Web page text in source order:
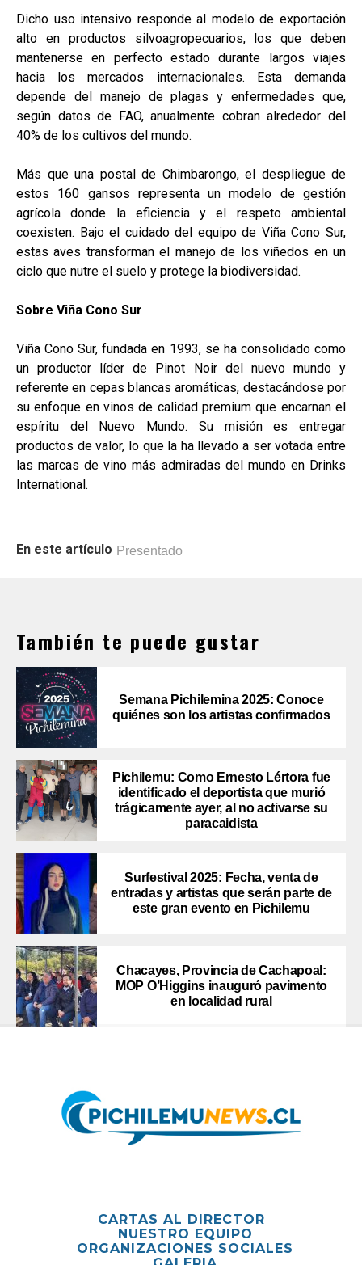
Dicho uso intensivo responde al modelo de exportación
alto en productos silvoagropecuarios, los que deben
mantenerse en perfecto estado durante largos viajes
hacia los mercados internacionales. Esta demanda
depende del manejo de plagas y enfermedades que,
según datos de FAO, anualmente cobran alrededor del
40% de los cultivos del mundo.
Más que una postal de Chimbarongo, el despliegue de
estos 160 gansos representa un modelo de gestión
agrícola donde la eficiencia y el respeto ambiental
coexisten. Bajo el cuidado del equipo de Viña Cono Sur,
estas aves transforman el manejo de los viñedos en un
ciclo que nutre el suelo y protege la biodiversidad.
Sobre Viña Cono Sur
Viña Cono Sur, fundada en 1993, se ha consolidado como
un productor líder de Pinot Noir del nuevo mundo y
referente en cepas blancas aromáticas, destacándose por
su enfoque en vinos de calidad premium que encarnan el
espíritu del Nuevo Mundo. Su misión es entregar
productos de valor, lo que la ha llevado a ser votada entre
las marcas de vino más admiradas del mundo en Drinks
International.
En este artículo Presentado
También te puede gustar
Semana Pichilemina 2025: Conoce
quiénes son los artistas confirmados
Pichilemu: Como Ernesto Lértora fue
identificado el deportista que murió
trágicamente ayer, al no activarse su
paracaidista
Surfestival 2025: Fecha, venta de
entradas y artistas que serán parte de
este gran evento en Pichilemu
Chacayes, Provincia de Cachapoal:
MOP O’Higgins inauguró pavimento
en localidad rural
CARTAS AL DIRECTOR
NUESTRO EQUIPO
ORGANIZACIONES SOCIALES